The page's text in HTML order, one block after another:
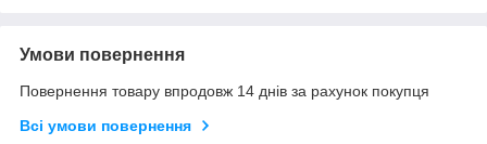
Умови повернення
Повернення товару впродовж 14 днів за рахунок покупця
Всі умови повернення